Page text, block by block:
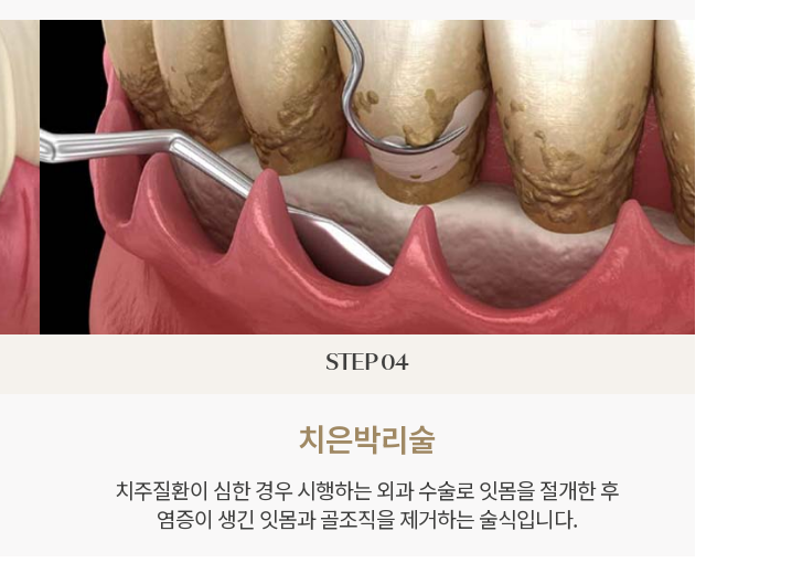
STEP 04
치은박리술
치주질환이 심한 경우 시행하는 외과 수술로 잇몸을 절개한 후
염증이 생긴 잇몸과 골조직을 제거하는 술식입니다.